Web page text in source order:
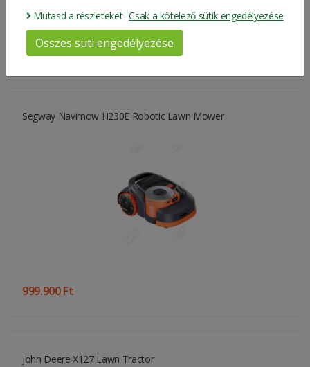
849.900 Ft
Segway Navimow H230E Robotic Lawn Mower
999.900 Ft
John Deere X127 Lawn Tractor
Mutasd a részleteket Csak a kötelező sütik engedélyezése
Összes süti engedélyezése